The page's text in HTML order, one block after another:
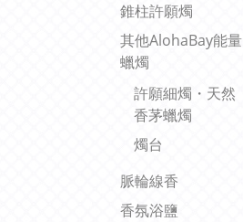
錐柱許願燭
其他AlohaBay能量
蠟燭
許願細燭・天然
香茅蠟燭
燭台
脈輪線香
香氛浴鹽